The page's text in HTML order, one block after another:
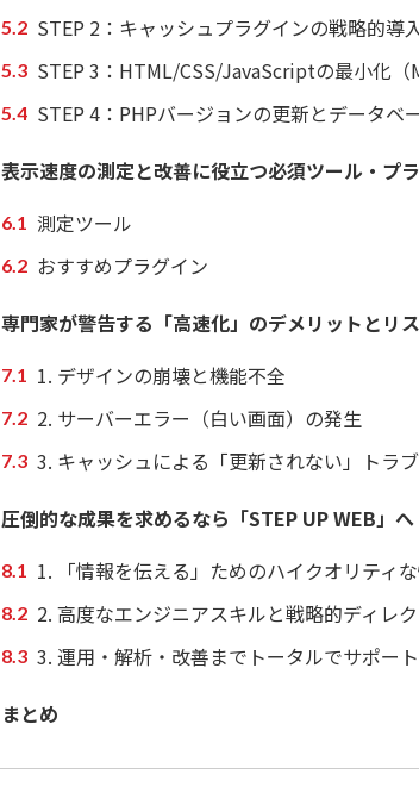
STEP 2：キャッシュプラグインの戦略的導入
STEP 3：HTML/CSS/JavaScriptの最小化（
STEP 4：PHPバージョンの更新とデータベ
表示速度の測定と改善に役立つ必須ツール・プ
測定ツール
おすすめプラグイン
専門家が警告する「高速化」のデメリットとリ
1. デザインの崩壊と機能不全
2. サーバーエラー（白い画面）の発生
3. キャッシュによる「更新されない」トラ
圧倒的な成果を求めるなら「STEP UP WEB」へ
1. 「情報を伝える」ためのハイクオリティ
2. 高度なエンジニアスキルと戦略的ディレ
3. 運用・解析・改善までトータルでサポート
まとめ